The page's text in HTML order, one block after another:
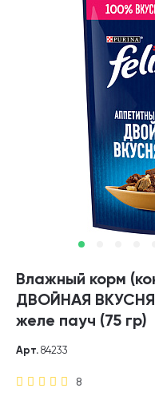
Влажный корм
ДВОЙНАЯ
желе пауч (75 гр)
8
Арт. 84233